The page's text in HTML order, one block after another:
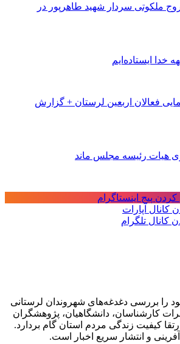
ملکوتی سردار شهید طاهرپور در
خدا ایستاده‌ایم
فعالان اربعین لرستان + گزارش
هیات رئیسه مجلس ماند
کردن پیج اینستاگرام
کانال آپارات
کانال تلگرام
را بررسی دغدغه‌های شهروندان لرستانی
کارشناسان، دانشگاهیان، پژوهشگران
کیفیت زندگی مردم استان گام بردارد.
و انتشار سریع اخبار است.